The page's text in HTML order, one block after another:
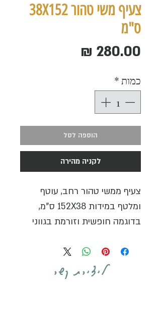
צעיף משי טהור 38X152
ס"מ
כמות*
הוספה לסל
לקניה מהירה
צעיף ממשי טהור רחב, עוטף
ומלטף במידות 152X38 ס"מ,
בדוגמה חופשית וזורמת בגווני
וניתן לכבסו בכביסת יד עדינה
ליצירת קשר